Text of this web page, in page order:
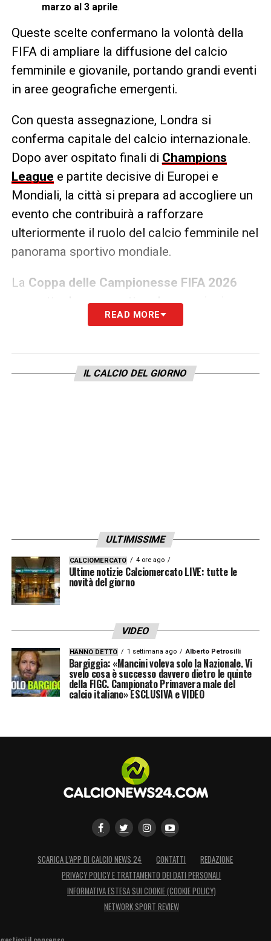
marzo al 3 aprile.
Queste scelte confermano la volontà della
FIFA di ampliare la diffusione del calcio
femminile e giovanile, portando grandi eventi
in aree geografiche emergenti.
Con questa assegnazione, Londra si
conferma capitale del calcio internazionale.
Dopo aver ospitato finali di Champions
League e partite decisive di Europei e
Mondiali, la città si prepara ad accogliere un
evento che contribuirà a rafforzare
ulteriormente il ruolo del calcio femminile nel
panorama sportivo mondiale.
La Coppa delle Campionesse FIFA 2026
promette dunque spettacolo, emozioni e una
cornice di pubblico che renderà
LA PLAYLIST DELLE NOSTRE TOP NEWS
READ MORE
IL CALCIO DEL GIORNO
ULTIMISSIME
CALCIOMERCATO 4 ore ago
Ultime notizie Calciomercato LIVE: tutte le
novità del giorno
VIDEO
HANNO DETTO 1 settimana ago Alberto Petrosilli
Bargiggia: «Mancini voleva solo la Nazionale. Vi
svelo cosa è successo davvero dietro le quinte
della FIGC. Campionato Primavera male del
calcio italiano» ESCLUSIVA e VIDEO
SCARICA L’APP DI CALCIO NEWS 24 CONTATTI
REDAZIONE
PRIVACY POLICY E TRATTAMENTO DEI DATI PERSONALI
INFORMATIVA ESTESA SUI COOKIE (COOKIE POLICY)
NETWORK SPORT REVIEW